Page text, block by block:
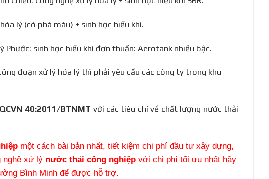
lý (có phá màu) + sinh học hiếu khí.
sinh học hiếu khí đơn thuần: Aerotank nhiều bậc.
đoạn xử lý hóa lý thì phải yêu cầu các công ty trong khu
QCVN 40:2011/BTNMT với các tiêu chí về chất lượng nước thải
một cách bài bản nhất, tiết kiệm chi phí đầu tư xây dựng,
nghệ xử lý nước thải công nghiệpvới chi phí tối ưu nhất hãy
Bình Minh để được hỗ trợ.